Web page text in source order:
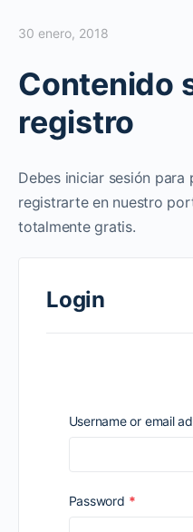
30 enero, 2018
Contenido
registro
Debes iniciar sesión
registrarte en nuestro
totalmente gratis.
Login
Username or email
Password *Required